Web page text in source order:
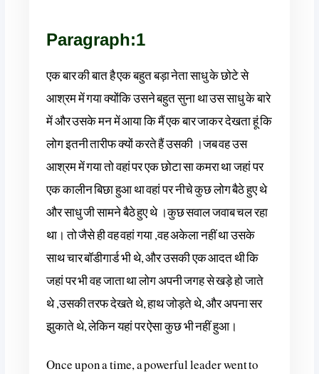
Paragraph:1
एक बार की बात है एक बहुत बड़ा नेता साधु के छोटे से
आश्रम में गया क्योंकि उसने बहुत सुना था उस साधु के बारे
में और उसके मन में आया कि मैं एक बार जाकर देखता हूं कि
लोग इतनी तारीफ क्यों करते हैं उसकी ।जब वह उस
आश्रम में गया तो वहां पर एक छोटा सा कमरा था जहां पर
एक कालीन बिछा हुआ था वहां पर नीचे कुछ लोग बैठे हुए थे
और साधु जी सामने बैठे हुए थे ।कुछ सवाल जवाब चल रहा
था। तो जैसे ही वह वहां गया ,वह अकेला नहीं था उसके
साथ चार बॉडीगार्ड भी थे, और उसकी एक आदत थी कि
जहां पर भी वह जाता था लोग अपनी जगह से खड़े हो जाते
थे ,उसकी तरफ देखते थे, हाथ जोड़ते थे, और अपना सर
झुकाते थे, लेकिन यहां पर ऐसा कुछ भी नहीं हुआ।
Once upon a time, a powerful leader went to